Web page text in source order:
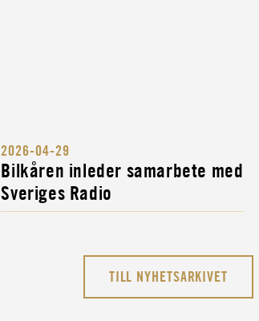
2026-04-29
Bilkåren inleder samarbete med
Sveriges Radio
TILL NYHETSARKIVET